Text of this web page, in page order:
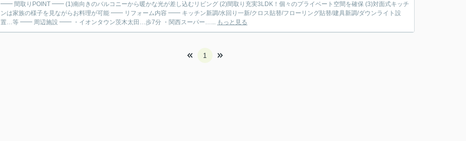
━━ 間取りPOINT ━━ (1)南向きのバルコニーから暖かな光が差し込むリビング (2)間取り充実3LDK！個々のプライベート空間を確保 (3)対面式キッチ
ンは家族の様子を見ながらお料理が可能 ━━ リフォーム内容 ━━ キッチン新調/水回り一新/クロス貼替/フローリング貼替/建具新調/ダウンライト設
置…等 ━━ 周辺施設 ━━ ・イオンタウン茨木太田…歩7分 ・関西スーパー…... もっと見る
1